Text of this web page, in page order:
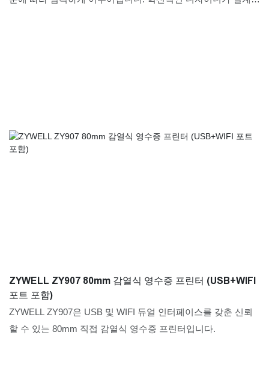
ZYWELL ZY907 80mm 감열식 영수증 프린터 (USB+WIFI
포트 포함)
ZYWELL ZY907은 USB 및 WIFI 듀얼 인터페이스를 갖춘 신뢰
할 수 있는 80mm 직접 감열식 영수증 프린터입니다.